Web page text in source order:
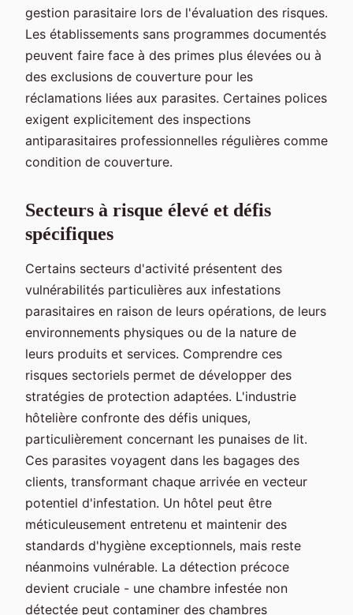
gestion parasitaire lors de l'évaluation des risques.
Les établissements sans programmes documentés
peuvent faire face à des primes plus élevées ou à
des exclusions de couverture pour les
réclamations liées aux parasites. Certaines polices
exigent explicitement des inspections
antiparasitaires professionnelles régulières comme
condition de couverture.
Secteurs à risque élevé et défis
spécifiques
Certains secteurs d'activité présentent des
vulnérabilités particulières aux infestations
parasitaires en raison de leurs opérations, de leurs
environnements physiques ou de la nature de
leurs produits et services. Comprendre ces
risques sectoriels permet de développer des
stratégies de protection adaptées. L'industrie
hôtelière confronte des défis uniques,
particulièrement concernant les punaises de lit.
Ces parasites voyagent dans les bagages des
clients, transformant chaque arrivée en vecteur
potentiel d'infestation. Un hôtel peut être
méticuleusement entretenu et maintenir des
standards d'hygiène exceptionnels, mais reste
néanmoins vulnérable. La détection précoce
devient cruciale - une chambre infestée non
détectée peut contaminer des chambres